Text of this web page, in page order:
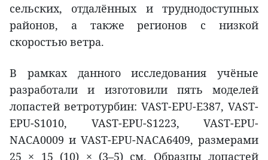
сельских, отдалённых и труднодоступных
районов, а также регионов с низкой
скоростью ветра.
В рамках данного исследования учёные
разработали и изготовили пять моделей
лопастей ветротурбин: VAST-EPU-E387, VAST-
EPU-S1010, VAST-EPU-S1223, VAST-EPU-
NACA0009 и VAST-EPU-NACA6409, размерами
25 × 15 (10) × (3–5) см. Образцы лопастей